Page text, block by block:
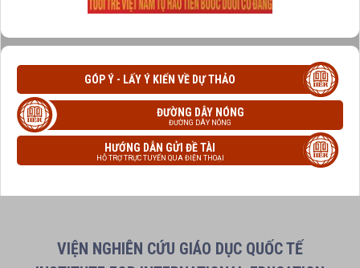
GÓP Ý - LẤY Ý KIẾN VỀ DỰ THẢO
ĐƯỜNG DÂY NÓNG
ĐƯỜNG DÂY NÓNG
HƯỚNG DẪN GỬI ĐỀ TÀI
HỖ TRỢ TRỰC TUYẾN QUA ĐIỆN THOẠI
VIỆN NGHIÊN CỨU GIÁO DỤC QUỐC TẾ